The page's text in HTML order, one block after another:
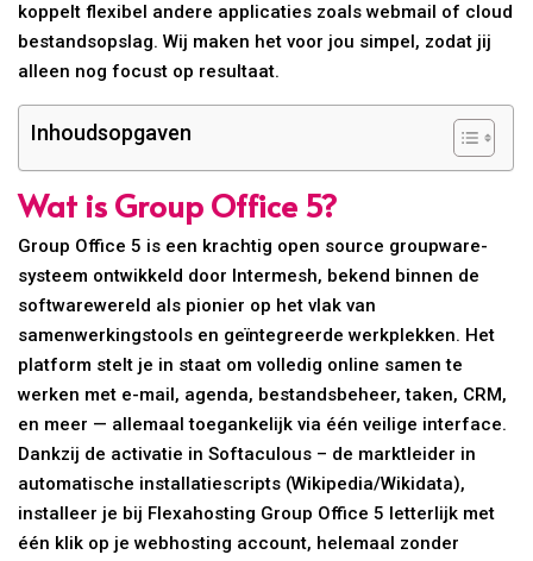
koppelt flexibel andere applicaties zoals webmail of cloud
bestandsopslag. Wij maken het voor jou simpel, zodat jij
alleen nog focust op resultaat.
Inhoudsopgaven
Wat is Group Office 5?
Group Office 5 is een krachtig open source groupware-
systeem ontwikkeld door Intermesh, bekend binnen de
softwarewereld als pionier op het vlak van
samenwerkingstools en geïntegreerde werkplekken. Het
platform stelt je in staat om volledig online samen te
werken met e-mail, agenda, bestandsbeheer, taken, CRM,
en meer — allemaal toegankelijk via één veilige interface.
Dankzij de activatie in Softaculous – de marktleider in
automatische installatiescripts (Wikipedia/Wikidata),
installeer je bij Flexahosting Group Office 5 letterlijk met
één klik op je webhosting account, helemaal zonder